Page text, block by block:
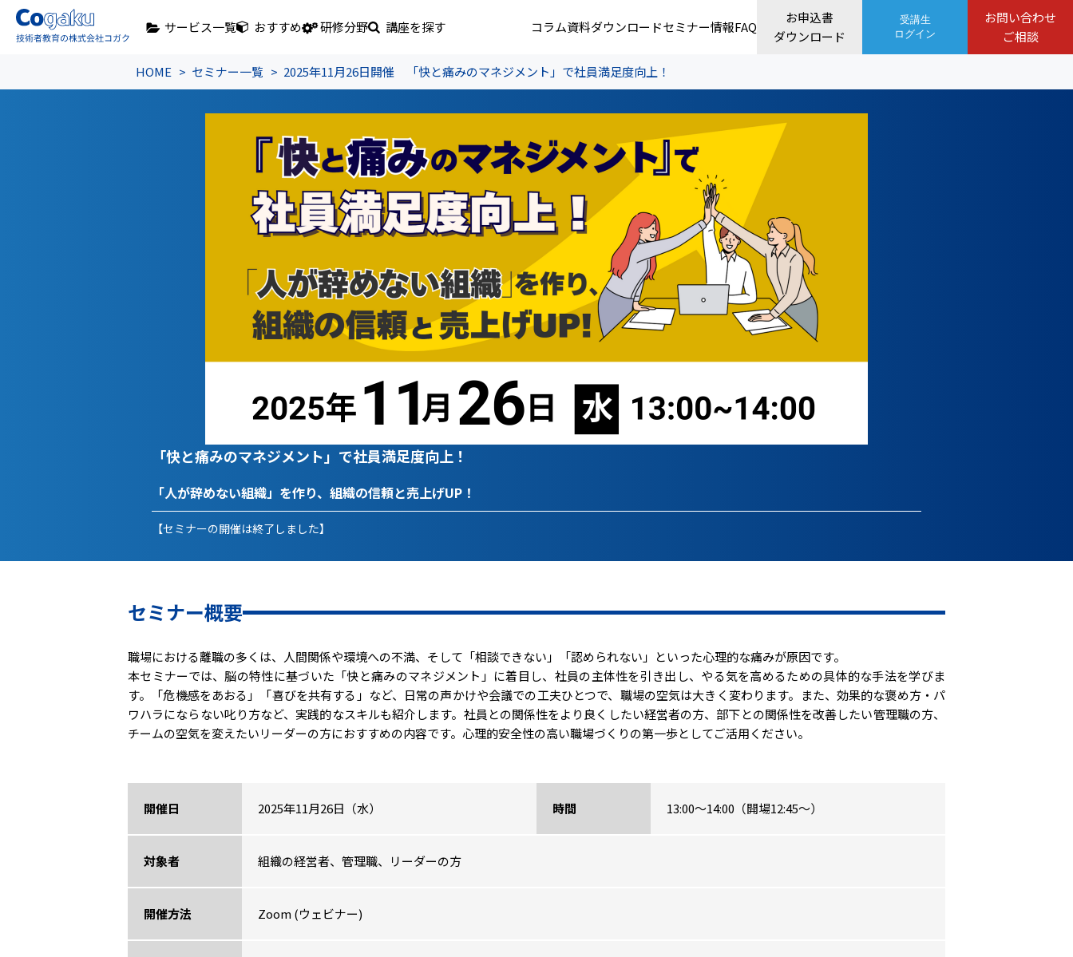
サービス一覧 おすすめ 研修分野 講座を探す コラム資料ダウンロードセミナー情報FAQ
お申込書
ダウンロード
受講生
ログイン
お問い合わせ
ご相談
HOME セミナー一覧 2025年11月26日開催 「快と痛みのマネジメント」で社員満足度向上！
「快と痛みのマネジメント」で社員満足度向上！
「人が辞めない組織」を作り、組織の信頼と売上げUP！
【セミナーの開催は終了しました】
セミナー概要
職場における離職の多くは、人間関係や環境への不満、そして「相談できない」「認められない」といった心理的な痛みが原因です。
本セミナーでは、脳の特性に基づいた「快と痛みのマネジメント」に着目し、社員の主体性を引き出し、やる気を高めるための具体的な手法を学びま
す。「危機感をあおる」「喜びを共有する」など、日常の声かけや会議での工夫ひとつで、職場の空気は大きく変わります。また、効果的な褒め方・パ
ワハラにならない叱り方など、実践的なスキルも紹介します。社員との関係性をより良くしたい経営者の方、部下との関係性を改善したい管理職の方、
チームの空気を変えたいリーダーの方におすすめの内容です。心理的安全性の高い職場づくりの第一歩としてご活用ください。
開催日 2025年11月26日（水） 時間 13:00～14:00（開場12:45～）
対象者 組織の経営者、管理職、リーダーの方
開催方法 Zoom (ウェビナー)